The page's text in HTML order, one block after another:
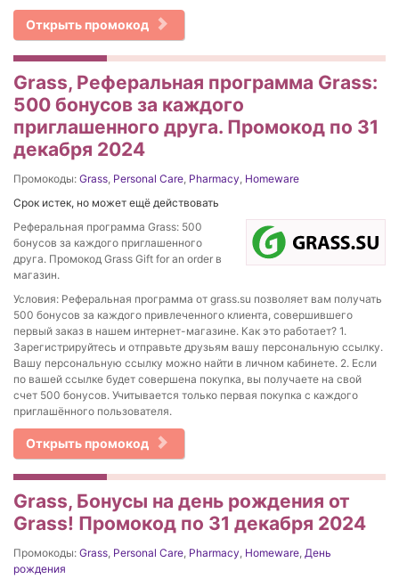
Открыть промокод
Grass, Реферальная программа Grass:
500 бонусов за каждого
приглашенного друга. Промокод по 31
декабря 2024
Промокоды: Grass, Personal Care, Pharmacy, Homeware
Срок истек, но может ещё действовать
Реферальная программа Grass: 500
бонусов за каждого приглашенного
друга. Промокод Grass Gift for an order в
магазин.
Условия: Реферальная программа от grass.su позволяет вам получать
500 бонусов за каждого привлеченного клиента, совершившего
первый заказ в нашем интернет-магазине. Как это работает? 1.
Зарегистрируйтесь и отправьте друзьям вашу персональную ссылку.
Вашу персональную ссылку можно найти в личном кабинете. 2. Если
по вашей ссылке будет совершена покупка, вы получаете на свой
счет 500 бонусов. Учитывается только первая покупка с каждого
приглашённого пользователя.
Открыть промокод
Grass, Бонусы на день рождения от
Grass! Промокод по 31 декабря 2024
Промокоды: Grass, Personal Care, Pharmacy, Homeware, День
рождения